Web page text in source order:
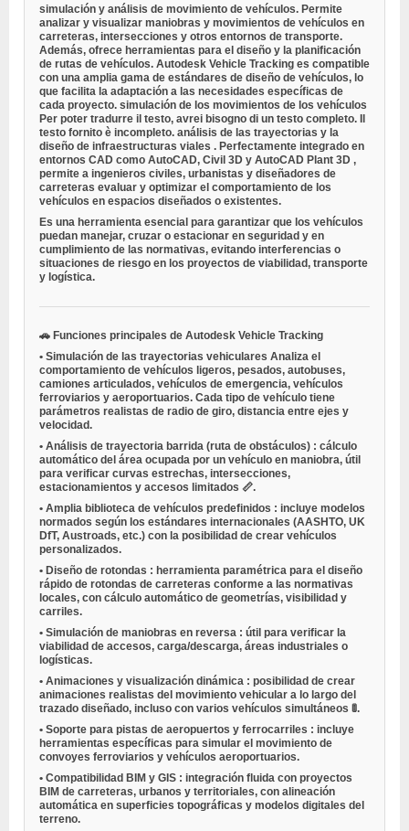
simulación y análisis de movimiento de vehículos. Permite
analizar y visualizar maniobras y movimientos de vehículos en
carreteras, intersecciones y otros entornos de transporte.
Además, ofrece herramientas para el diseño y la planificación
de rutas de vehículos. Autodesk Vehicle Tracking es compatible
con una amplia gama de estándares de diseño de vehículos, lo
que facilita la adaptación a las necesidades específicas de
cada proyecto. simulación de los movimientos de los vehículos
Per poter tradurre il testo, avrei bisogno di un testo completo. Il
testo fornito è incompleto. análisis de las trayectorias y la
diseño de infraestructuras viales . Perfectamente integrado en
entornos CAD como AutoCAD, Civil 3D y AutoCAD Plant 3D ,
permite a ingenieros civiles, urbanistas y diseñadores de
carreteras evaluar y optimizar el comportamiento de los
vehículos en espacios diseñados o existentes.
Es una herramienta esencial para garantizar que los vehículos
puedan manejar, cruzar o estacionar en seguridad y en
cumplimiento de las normativas, evitando interferencias o
situaciones de riesgo en los proyectos de viabilidad, transporte
y logística.
🚗 Funciones principales de Autodesk Vehicle Tracking
• Simulación de las trayectorias vehiculares Analiza el
comportamiento de vehículos ligeros, pesados, autobuses,
camiones articulados, vehículos de emergencia, vehículos
ferroviarios y aeroportuarios. Cada tipo de vehículo tiene
parámetros realistas de radio de giro, distancia entre ejes y
velocidad.
• Análisis de trayectoria barrida (ruta de obstáculos) : cálculo
automático del área ocupada por un vehículo en maniobra, útil
para verificar curvas estrechas, intersecciones,
estacionamientos y accesos limitados 📏.
• Amplia biblioteca de vehículos predefinidos : incluye modelos
normados según los estándares internacionales (AASHTO, UK
DfT, Austroads, etc.) con la posibilidad de crear vehículos
personalizados.
• Diseño de rotondas : herramienta paramétrica para el diseño
rápido de rotondas de carreteras conforme a las normativas
locales, con cálculo automático de geometrías, visibilidad y
carriles.
• Simulación de maniobras en reversa : útil para verificar la
viabilidad de accesos, carga/descarga, áreas industriales o
logísticas.
• Animaciones y visualización dinámica : posibilidad de crear
animaciones realistas del movimiento vehicular a lo largo del
trazado diseñado, incluso con varios vehículos simultáneos 🚦.
• Soporte para pistas de aeropuertos y ferrocarriles : incluye
herramientas específicas para simular el movimiento de
convoyes ferroviarios y vehículos aeroportuarios.
• Compatibilidad BIM y GIS : integración fluida con proyectos
BIM de carreteras, urbanos y territoriales, con alineación
automática en superficies topográficas y modelos digitales del
terreno.